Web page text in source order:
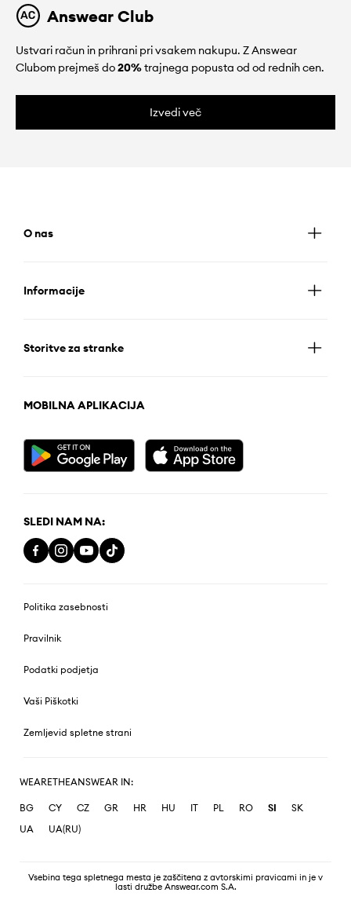
Answear Club
Ustvari račun in prihrani pri vsakem nakupu. Z Answear
Clubom prejmeš do20%trajnega popusta od od rednih cen.
Izvedi več
O nas
Informacije
Storitve za stranke
MOBILNA APLIKACIJA
SLEDI NAM NA:
Politika zasebnosti
Pravilnik
Podatki podjetja
Vaši Piškotki
Zemljevid spletne strani
WEARETHEANSWEAR IN:
BG CY CZ GR HR HU IT PL RO SI
SK
UA
UA(RU)
Vsebina tega spletnega mesta je zaščitena z avtorskimi pravicami in je v
lasti družbe Answear.com S.A.